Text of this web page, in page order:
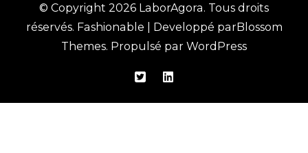
© Copyright 2026 LaborAgora. Tous droits
réservés. Fashionable | Developpé parBlossom
Themes. Propulsé par WordPress